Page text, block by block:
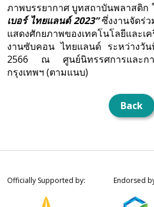
ภาพบรรยากาศ บูทสถาบันพลาสติก
เบอร์ ไทยแลนด์2023”ซึ่งงานจัดร่
แสดงศักยภาพของเทคโนโลยีและเ
งานซับคอน ไทยแลนด์ ระหว่าง
2566 ณ ศูนย์นิทรรศการและก
กรุงเทพฯ (ตามแนบ)
Back
Officially Supported by: Endorsed